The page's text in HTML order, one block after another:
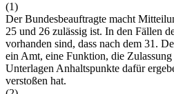
(1)
Der Bundesbeauftragte macht
25 und 26 zulässig ist. In den Fällen
vorhanden sind, dass nach dem 31.
ein Amt, eine Funktion, die
Unterlagen Anhaltspunkte dafür
verstoßen hat.